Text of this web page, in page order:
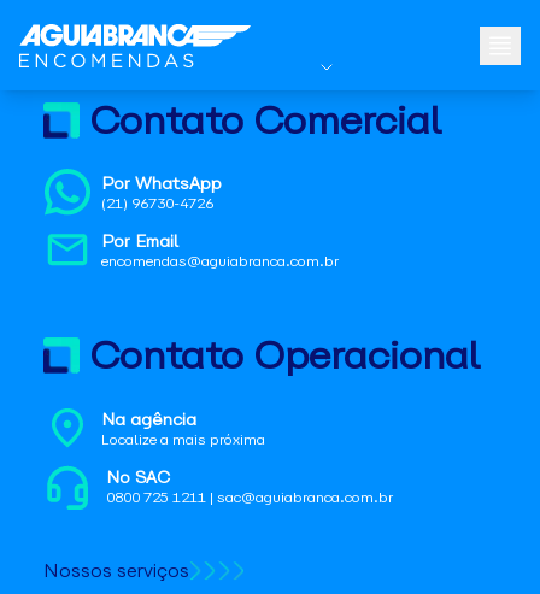
Contato Comercial
Por WhatsApp
(21) 96730-4726
Por Email
encomendas@aguiabranca.com.br
Contato Operacional
Na agência
Localize a mais próxima
No SAC
0800 725 1211 | sac@aguiabranca.com.br
Nossos serviços